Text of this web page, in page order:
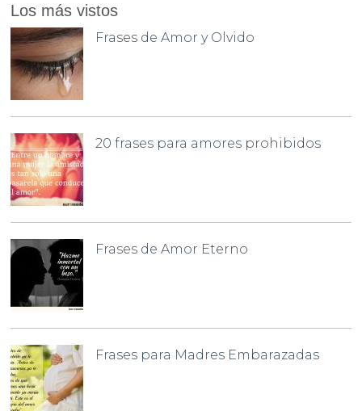
Los más vistos
Frases de Amor y Olvido
20 frases para amores prohibidos
Frases de Amor Eterno
Frases para Madres Embarazadas